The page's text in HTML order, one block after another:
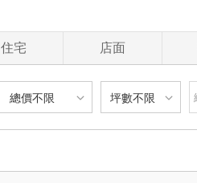
住宅 店面
總價不限
900 萬以下
坪數不限
坪數不限